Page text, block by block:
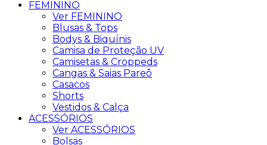
FEMININO
Ver FEMININO
Blusas & Tops
Bodys & Biquínis
Camisa de Proteção UV
Camisetas & Croppeds
Cangas & Saias Pareô
Casacos
Shorts
Vestidos & Calça
ACESSÓRIOS
Ver ACESSÓRIOS
Bolsas